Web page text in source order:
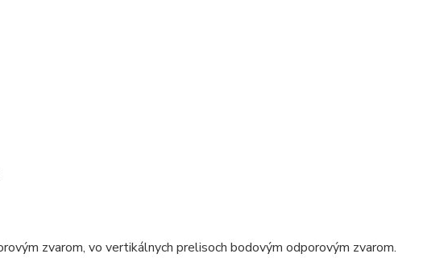
zvarom, vo vertikálnych prelisoch bodovým odporovým zvarom.